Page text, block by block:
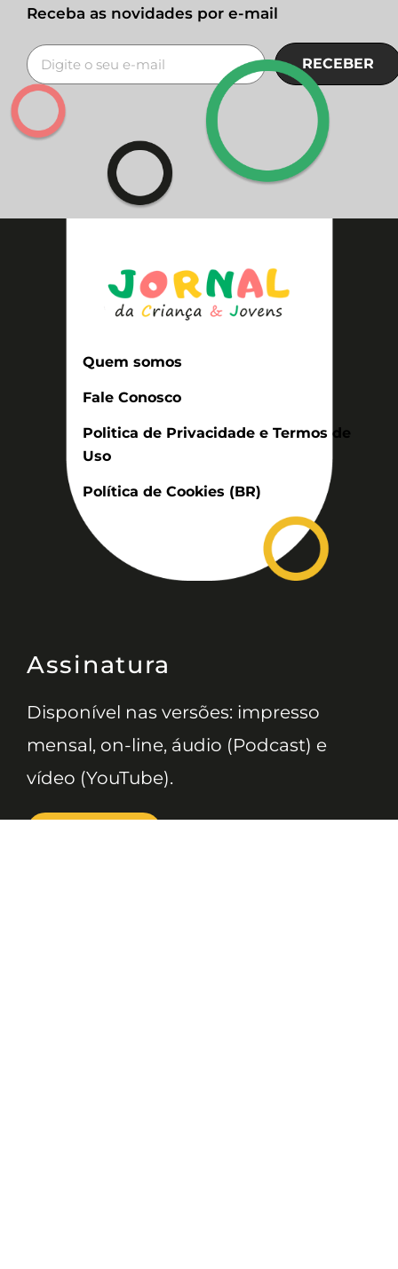
Receba as novidades por e-mail
RECEBER
Quem somos
Fale Conosco
Politica de Privacidade e Termos de
Uso
Política de Cookies (BR)
Assinatura
Disponível nas versões: impresso
mensal, on-line, áudio (Podcast) e
vídeo (YouTube).